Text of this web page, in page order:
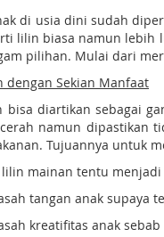
di usia dini sudah
lilin biasa namun lebih
pilihan. Mulai dari
dengan Sekian Manfaat
bisa diartikan sebagai
namun dipastikan
Tujuannya untuk
mainan tentu
tangan anak supaya
kreatifitas anak